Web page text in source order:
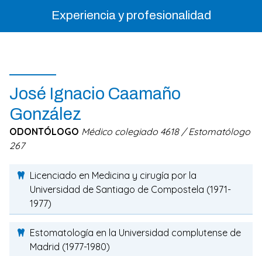
Experiencia y profesionalidad
José Ignacio Caamaño
González
ODONTÓLOGO Médico colegiado 4618 / Estomatólogo
267
Licenciado en Medicina y cirugía por la
Universidad de Santiago de Compostela (1971-
1977)
Estomatología en la Universidad complutense de
Madrid (1977-1980)